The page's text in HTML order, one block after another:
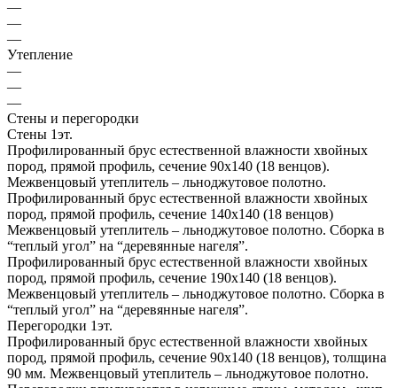
—
—
—
Утепление
—
—
—
Стены и перегородки
Стены 1эт.
Профилированный брус естественной влажности хвойных
пород, прямой профиль, сечение 90х140 (18 венцов).
Межвенцовый утеплитель – льноджутовое полотно.
Профилированный брус естественной влажности хвойных
пород, прямой профиль, сечение 140х140 (18 венцов)
Межвенцовый утеплитель – льноджутовое полотно. Сборка в
“теплый угол” на “деревянные нагеля”.
Профилированный брус естественной влажности хвойных
пород, прямой профиль, сечение 190х140 (18 венцов).
Межвенцовый утеплитель – льноджутовое полотно. Сборка в
“теплый угол” на “деревянные нагеля”.
Перегородки 1эт.
Профилированный брус естественной влажности хвойных
пород, прямой профиль, сечение 90х140 (18 венцов), толщина
90 мм. Межвенцовый утеплитель – льноджутовое полотно.